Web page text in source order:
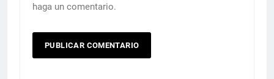
haga un comentario.